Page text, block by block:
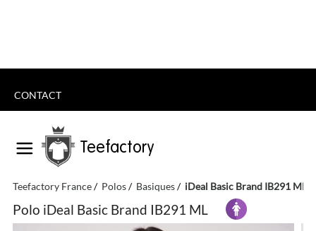
CONTACT
Teefactory
Teefactory France Polos Basiques iDeal Basic Brand IB291 ML
Polo iDeal Basic Brand IB291 ML